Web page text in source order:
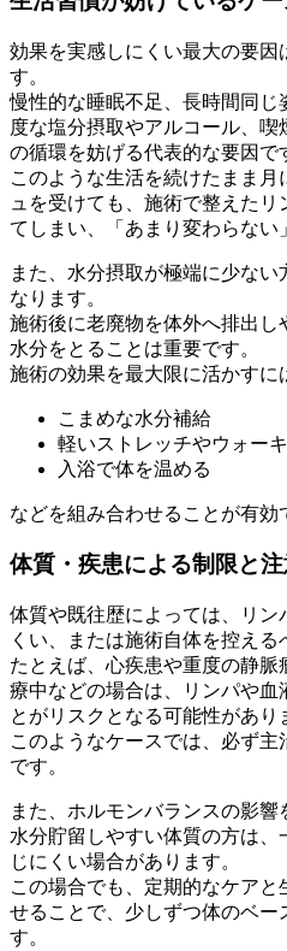
効果を実感しにくい最大の要因
す。
慢性的な睡眠不足、長時間同じ
度な塩分摂取やアルコール、
の循環を妨げる代表的な要因で
このような生活を続けたまま
ュを受けても、施術で整えた
てしまい、「あまり変わらない
また、水分摂取が極端に少ない
なります。
施術後に老廃物を体外へ排出
水分をとることは重要です。
施術の効果を最大限に活かすに
こまめな水分補給
軽いストレッチやウォー
入浴で体を温める
などを組み合わせることが有効
体質・疾患による制限と
体質や既往歴によっては、リン
くい、または施術自体を控える
たとえば、心疾患や重度の静
療中などの場合は、リンパや血
とがリスクとなる可能性があり
このようなケースでは、必ず
です。
また、ホルモンバランスの影
水分貯留しやすい体質の方は
じにくい場合があります。
この場合でも、定期的なケア
せることで、少しずつ体のベー
す。